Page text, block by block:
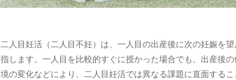
二人目妊活（二人目不妊）は、一人目の出産後に次の妊娠を
指します。一人目を比較的すぐに授かった場合でも、出産後
境の変化などにより、二人目妊活では異なる課題に直面するこ